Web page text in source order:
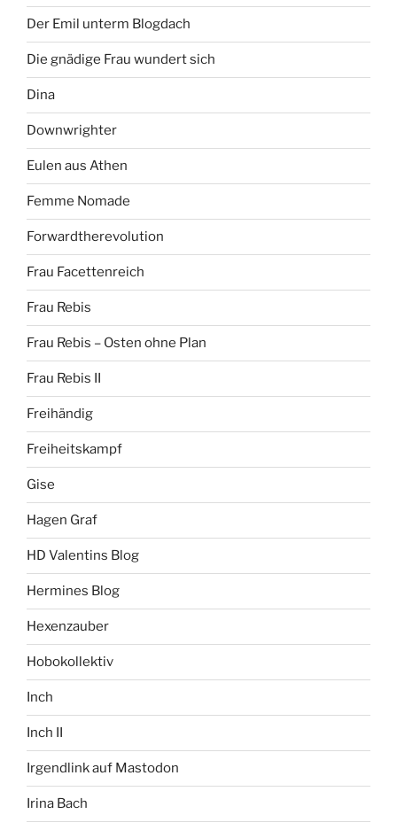
Der Emil unterm Blogdach
Die gnädige Frau wundert sich
Dina
Downwrighter
Eulen aus Athen
Femme Nomade
Forwardtherevolution
Frau Facettenreich
Frau Rebis
Frau Rebis – Osten ohne Plan
Frau Rebis II
Freihändig
Freiheitskampf
Gise
Hagen Graf
HD Valentins Blog
Hermines Blog
Hexenzauber
Hobokollektiv
Inch
Inch II
Irgendlink auf Mastodon
Irina Bach